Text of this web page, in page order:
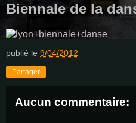
Biennale de la
publié le 9/04/2012
Partager
Aucun commentaire: